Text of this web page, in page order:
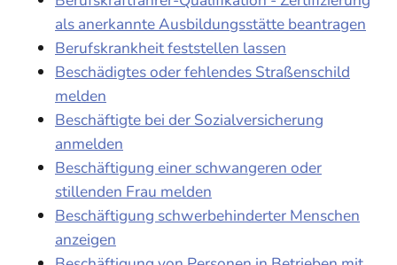
als anerkannte Ausbildungsstätte beantragen
Berufskrankheit feststellen lassen
Beschädigtes oder fehlendes Straßenschild
melden
Beschäftigte bei der Sozialversicherung
anmelden
Beschäftigung einer schwangeren oder
stillenden Frau melden
Beschäftigung schwerbehinderter Menschen
anzeigen